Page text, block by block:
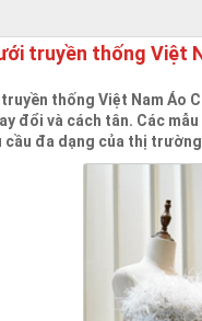
truyền thống Việt
thống Việt Nam Áo
đổi và cách tân. Các
cầu đa dạng của thị